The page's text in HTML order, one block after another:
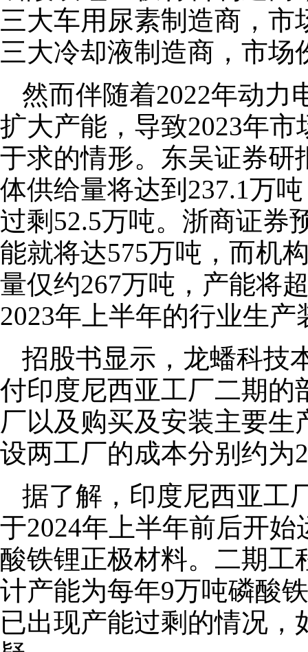
三大车用尿素制造商，市
三大冷却液制造商，市场
然而伴随着2022年动力
扩大产能，导致2023年
于求的情形。东吴证券研
体供给量将达到237.1万
过剩52.5万吨。浙商证券
能就将达575万吨，而机
量仅约267万吨，产能将
2023年上半年的行业生
招股书显示，龙蟠科技
付印度尼西亚工厂二期的
厂以及购买及安装主要
设两工厂的成本分别约为
据了解，印度尼西亚工
于2024年上半年前后开
酸铁锂正极材料。二期工
计产能为每年9万吨磷酸
已出现产能过剩的情况